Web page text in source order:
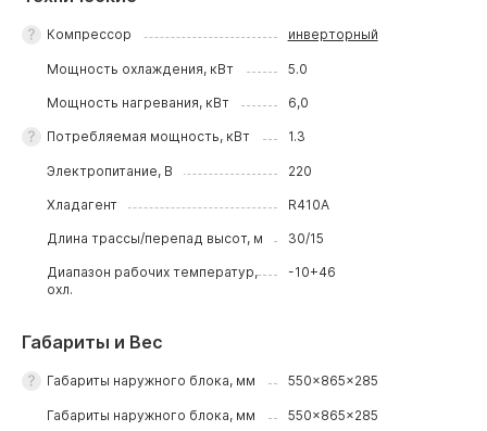
Компрессор инверторный
Мощность охлаждения, кВт 5.0
Мощность нагревания, кВт 6,0
Потребляемая мощность, кВт 1.3
Электропитание, В 220
Хладагент R410A
Длина трассы/перепад высот, м 30/15
Диапазон рабочих температур,
охл.
-10+46
Габариты и Вес
Габариты наружного блока, мм 550x865x285
Габариты наружного блока, мм 550x865x285